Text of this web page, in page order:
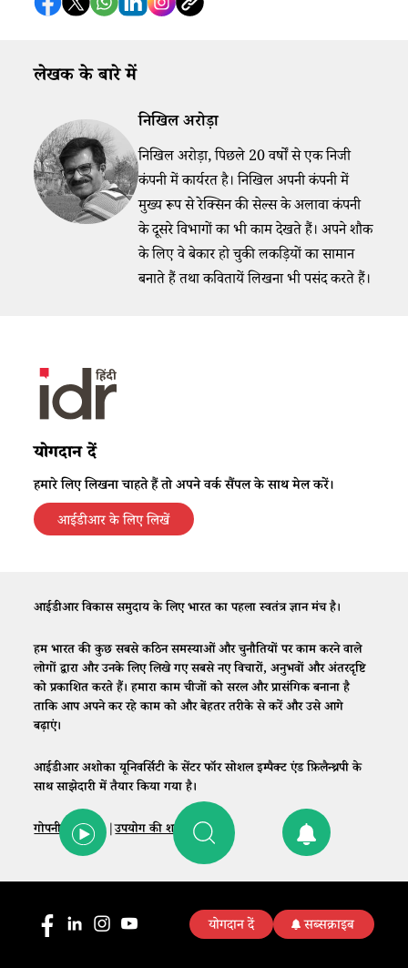
लेखक के बारे में
निखिल अरोड़ा
निखिल अरोड़ा, पिछले 20 वर्षों से एक निजी
कंपनी में कार्यरत है। निखिल अपनी कंपनी में
मुख्य रूप से रेक्सिन की सेल्स के अलावा कंपनी
के दूसरे विभागों का भी काम देखते हैं। अपने शौक
के लिए वे बेकार हो चुकी लकड़ियों का सामान
बनाते हैं तथा कवितायें लिखना भी पसंद करते हैं।
योगदान दें
हमारे लिए लिखना चाहते हैं तो अपने वर्क सैंपल के साथ मेल करें।
आईडीआर के लिए लिखें
आईडीआर विकास समुदाय के लिए भारत का पहला स्वतंत्र ज्ञान मंच है।
हम भारत की कुछ सबसे कठिन समस्याओं और चुनौतियों पर काम करने वाले
लोगों द्वारा और उनके लिए लिखे गए सबसे नए विचारों, अनुभवों और अंतरदृष्टि
को प्रकाशित करते हैं। हमारा काम चीजों को सरल और प्रासंगिक बनाना है
ताकि आप अपने कर रहे काम को और बेहतर तरीके से करें और उसे आगे
बढ़ाएं।
आईडीआर अशोका यूनिवर्सिटी के सेंटर फॉर सोशल इम्पैक्ट एंड फ़िलैन्थ्रपी के
साथ साझेदारी में तैयार किया गया है।
गोपनीयता नीति |उपयोग की शर्तें |संपर्क
योगदान दें सब्सक्राइब